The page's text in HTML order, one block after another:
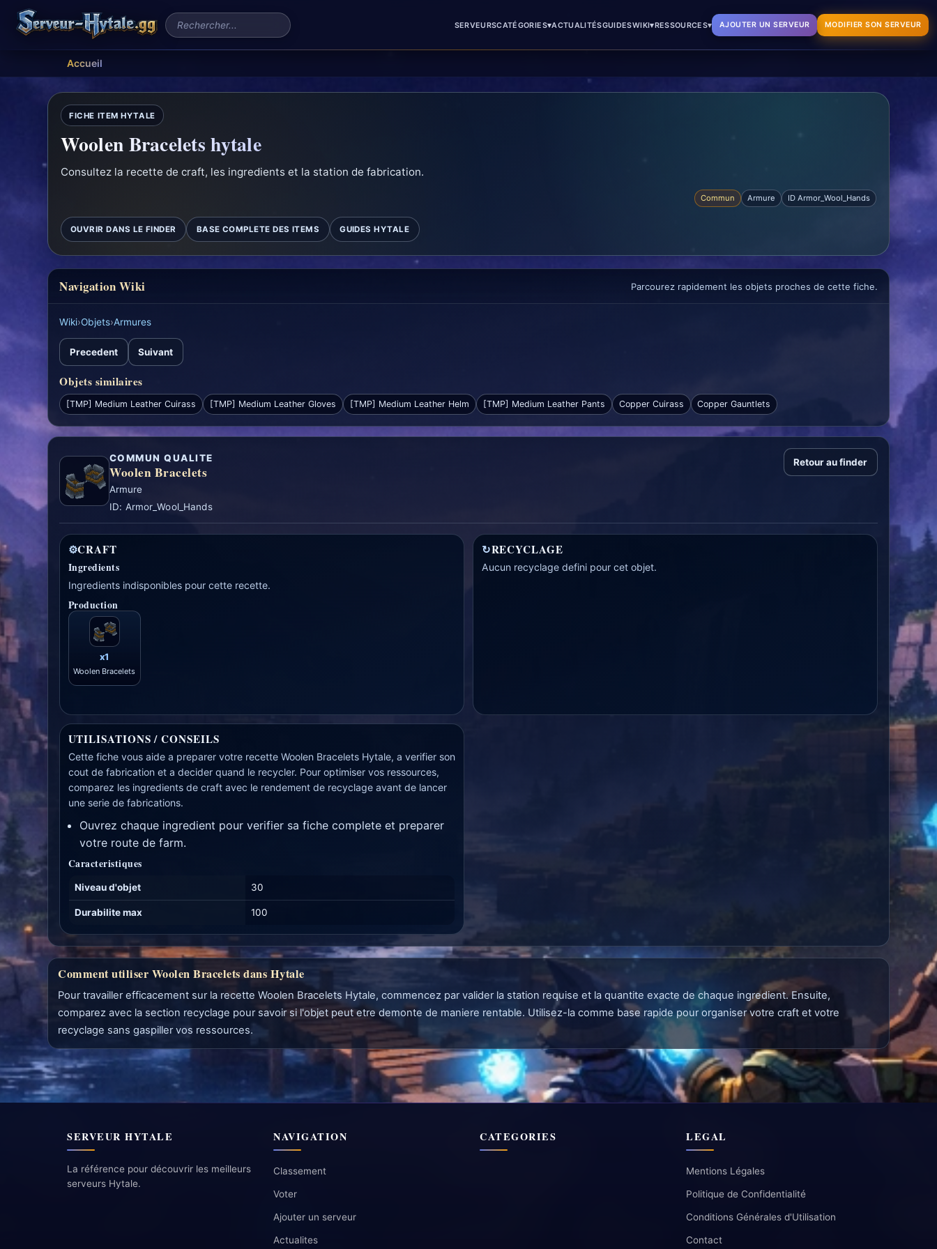
Rechercher un serveur SERVEURSCATÉGORIES▾ACTUALITÉSGUIDESWIKI▾RESSOURCES▾ AJOUTER UN SERVEUR MODIFIER SON SERVEUR
Accueil
FICHE ITEM HYTALE
Woolen Bracelets hytale
Consultez la recette de craft, les ingredients et la station de fabrication.
Commun Armure ID Armor_Wool_Hands
OUVRIR DANS LE FINDER BASE COMPLETE DES ITEMS GUIDES HYTALE
Navigation Wiki Parcourez rapidement les objets proches de cette fiche.
Wiki›Objets›Armures
Precedent Suivant
Objets similaires
[TMP] Medium Leather Cuirass [TMP] Medium Leather Gloves [TMP] Medium Leather Helm [TMP] Medium Leather Pants Copper Cuirass Copper Gauntlets
COMMUN QUALITE
Woolen Bracelets
Armure
ID: Armor_Wool_Hands
Retour au finder
⚙CRAFT
Ingredients
Ingredients indisponibles pour cette recette.
Production
x1
Woolen Bracelets
↻RECYCLAGE
Aucun recyclage defini pour cet objet.
UTILISATIONS / CONSEILS
Cette fiche vous aide a preparer votre recette Woolen Bracelets Hytale, a verifier son
cout de fabrication et a decider quand le recycler. Pour optimiser vos ressources,
comparez les ingredients de craft avec le rendement de recyclage avant de lancer
une serie de fabrications.
Ouvrez chaque ingredient pour verifier sa fiche complete et preparer
votre route de farm.
Caracteristiques
Niveau d'objet 30
Durabilite max 100
Comment utiliser Woolen Bracelets dans Hytale
Pour travailler efficacement sur la recette Woolen Bracelets Hytale, commencez par valider la station requise et la quantite exacte de chaque ingredient. Ensuite,
comparez avec la section recyclage pour savoir si l'objet peut etre demonte de maniere rentable. Utilisez-la comme base rapide pour organiser votre craft et votre
recyclage sans gaspiller vos ressources.
SERVEUR HYTALE
La référence pour découvrir les meilleurs
serveurs Hytale.
NAVIGATION
Classement
Voter
Ajouter un serveur
Actualites
CATEGORIES LEGAL
Mentions Légales
Politique de Confidentialité
Conditions Générales d'Utilisation
Contact